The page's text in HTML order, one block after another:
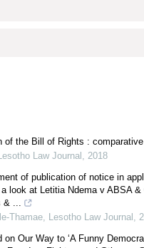
of the Bill of Rights :
Law Journal
2018
of publication of notice in
look at Letitia Ndema v ABSA &
...
Thamae Lesotho Law Journal
Our Way to ‘A Funny